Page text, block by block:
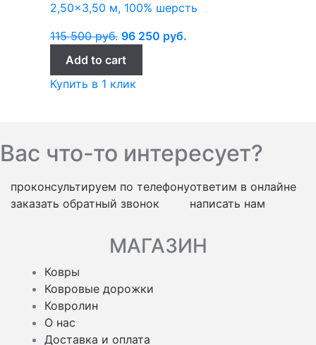
2,50×3,50 м, 100% шерсть
115 500руб. 96 250 руб.
Add to cart
Купить в 1 клик
Вас что-то интересует?
проконсультируем по телефону
заказать обратный звонок
ответим в онлайне
написать нам
МАГАЗИН
Ковры
Ковровые дорожки
Ковролин
О нас
Доставка и оплата